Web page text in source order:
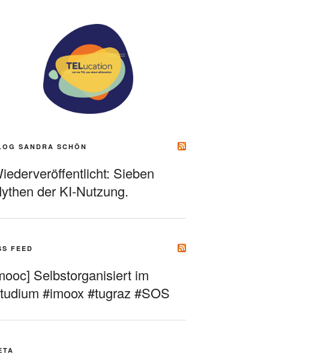
SANDRA SCHÖN
Sieben
der KI-Nutzung.
FEED
Selbstorganisiert im
#imoox #tugraz #SOS